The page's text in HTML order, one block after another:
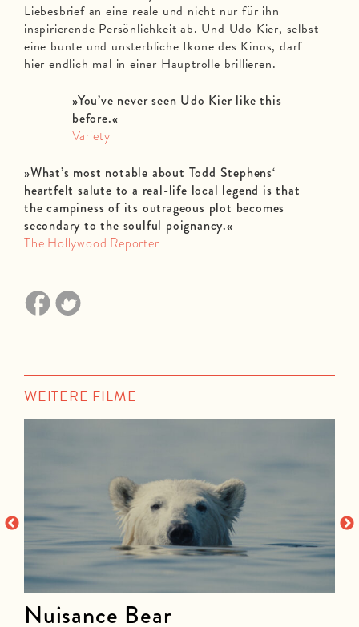
Liebesbrief an eine reale und nicht nur für ihn
inspirierende Persönlichkeit ab. Und Udo Kier, selbst
eine bunte und unsterbliche Ikone des Kinos, darf
hier endlich mal in einer Hauptrolle brillieren.
»You’ve never seen Udo Kier like this
before.«
Variety
»What’s most notable about Todd Stephens‘
heartfelt salute to a real-life local legend is that
the campiness of its outrageous plot becomes
secondary to the soulful poignancy.«
The Hollywood Reporter
WEITERE FILME
Nuisance Bear